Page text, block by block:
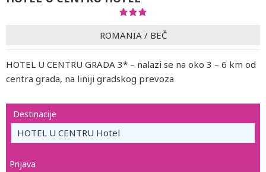
ROMANIA / BEČ
HOTEL U CENTRU GRADA 3* – nalazi se na oko 3 – 6 km od
centra grada, na liniji gradskog prevoza
Destinacije
HOTEL U CENTRU Hotel
Prijava